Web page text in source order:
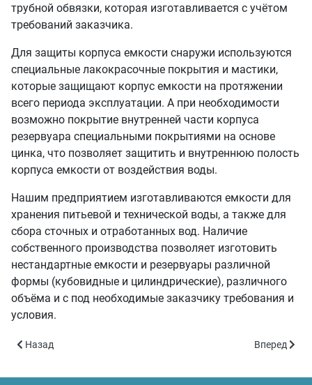
трубной обвязки, которая изготавливается с учётом
требований заказчика.
Для защиты корпуса емкости снаружи используются
специальные лакокрасочные покрытия и мастики,
которые защищают корпус емкости на протяжении
всего периода эксплуатации. А при необходимости
возможно покрытие внутренней части корпуса
резервуара специальными покрытиями на основе
цинка, что позволяет защитить и внутреннюю полость
корпуса емкости от воздействия воды.
Нашим предприятием изготавливаются емкости для
хранения питьевой и технической воды, а также для
сбора сточных и отработанных вод. Наличие
собственного производства позволяет изготовить
нестандартные емкости и резервуары различной
формы (кубовидные и цилиндрические), различного
объёма и с под необходимые заказчику требования и
условия.
Предыдущий: Автомойки мобильные и передвижные.
Назад Вперед